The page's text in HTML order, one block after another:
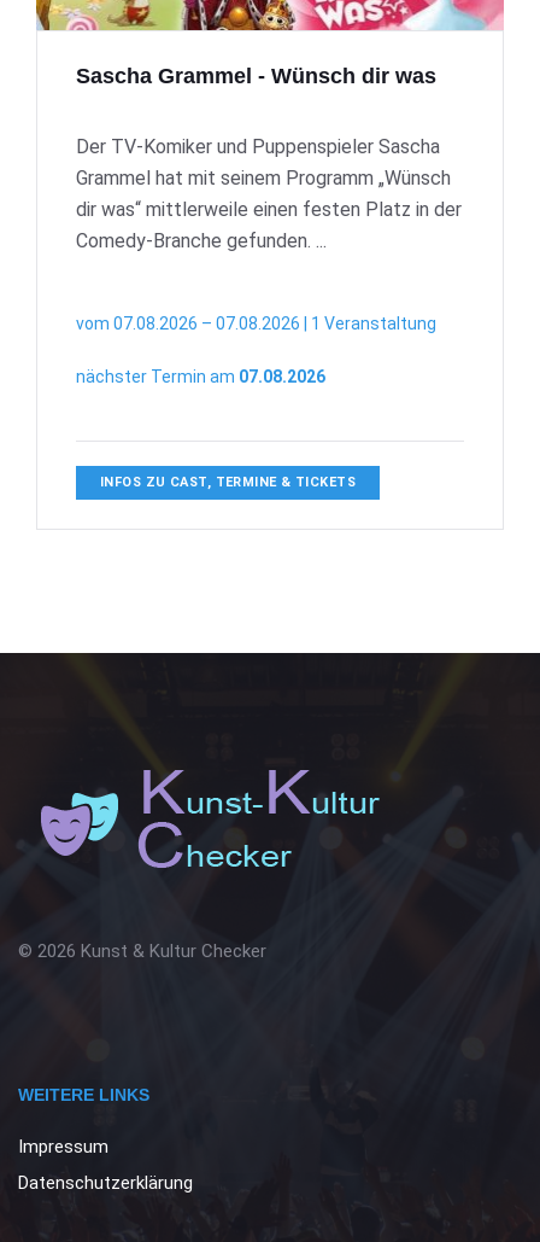
Sascha Grammel - Wünsch dir was
Der TV-Komiker und Puppenspieler Sascha
Grammel hat mit seinem Programm „Wünsch
dir was“ mittlerweile einen festen Platz in der
Comedy-Branche gefunden. ...
vom 07.08.2026 – 07.08.2026 | 1 Veranstaltung
nächster Termin am 07.08.2026
INFOS ZU CAST, TERMINE & TICKETS
© 2026 Kunst & Kultur Checker
WEITERE LINKS
Impressum
Datenschutzerklärung